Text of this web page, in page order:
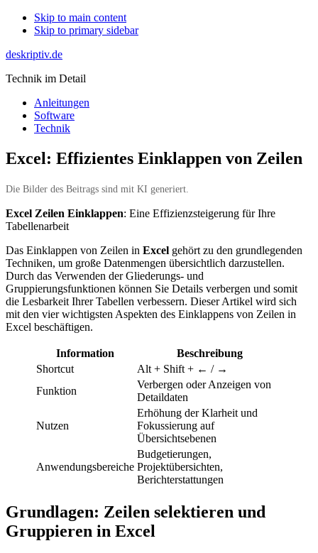
Skip to main content
Skip to primary sidebar
deskriptiv.de
Technik im Detail
Anleitungen
Software
Technik
Excel: Effizientes Einklappen von Zeilen
Die Bilder des Beitrags sind mit KI generiert.
Excel Zeilen Einklappen: Eine Effizienzsteigerung für Ihre
Tabellenarbeit
Das Einklappen von Zeilen in Excel gehört zu den grundlegenden
Techniken, um große Datenmengen übersichtlich darzustellen.
Durch das Verwenden der Gliederungs- und
Gruppierungsfunktionen können Sie Details verbergen und somit
die Lesbarkeit Ihrer Tabellen verbessern. Dieser Artikel wird sich
mit den vier wichtigsten Aspekten des Einklappens von Zeilen in
Excel beschäftigen.
Information
Beschreibung
Shortcut
Alt + Shift + ← / →
Funktion
Verbergen oder Anzeigen von
Detaildaten
Nutzen
Erhöhung der Klarheit und
Fokussierung auf
Übersichtsebenen
Anwendungsbereiche
Budgetierungen,
Projektübersichten,
Berichterstattungen
Grundlagen: Zeilen selektieren und
Gruppieren in Excel